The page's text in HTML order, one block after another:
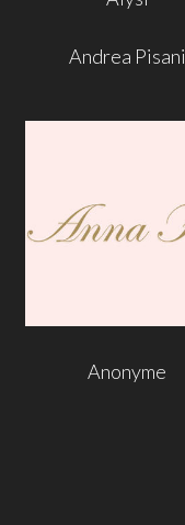
Andrea Pisani
Anonyme